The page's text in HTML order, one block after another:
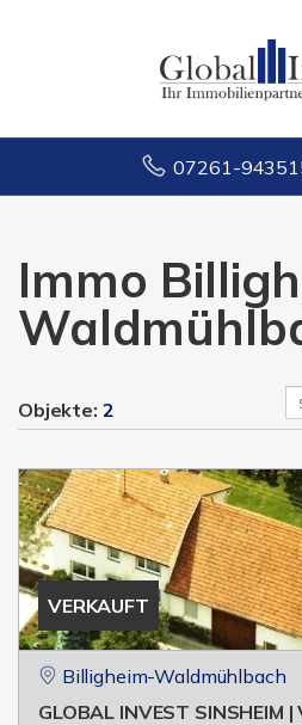
07261-
Immo
Objekte: 2
VERKAUFT
Billigheim-Waldmühlbach
GLOBAL INVEST SINSHEIM